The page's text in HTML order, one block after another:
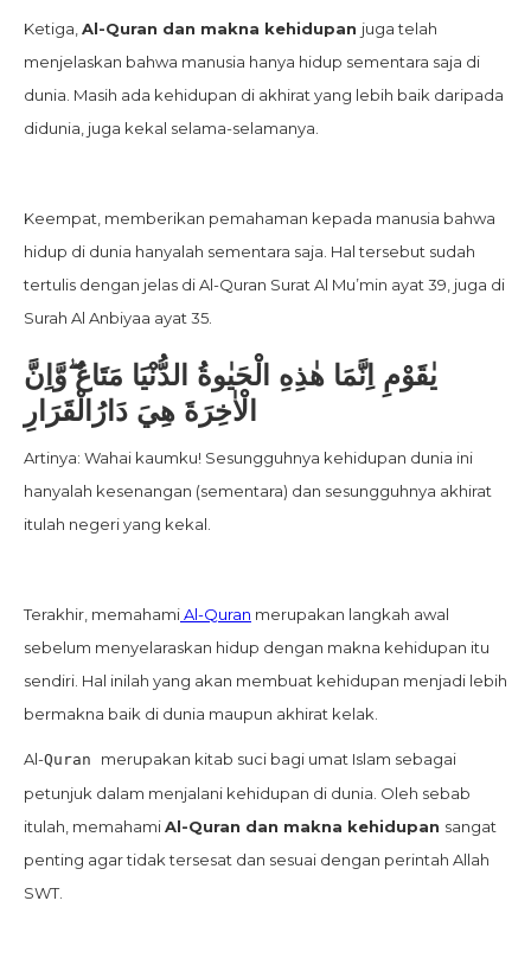
Ketiga,Al-Quran dan makna kehidupan juga telah
menjelaskan bahwa manusia hanya hidup sementara saja di
dunia. Masih ada kehidupan di akhirat yang lebih baik daripada
didunia, juga kekal selama-selamanya.
Keempat, memberikan pemahaman kepada manusia bahwa
hidup di dunia hanyalah sementara saja. Hal tersebut sudah
tertulis dengan jelas di Al-Quran Surat Al Mu’min ayat 39, juga di
Surah Al Anbiyaa ayat 35.
يٰقَوْمِ اِنَّمَا هٰذِهِ الْحَيٰوةُ الدُّنْيَا مَتَاعٌ ۖوَّاِنَّ
الْاٰخِرَةَ هِيَ دَارُالْقَرَارِ
Artinya: Wahai kaumku! Sesungguhnya kehidupan dunia ini
hanyalah kesenangan (sementara) dan sesungguhnya akhirat
itulah negeri yang kekal.
Terakhir, memahamiAl-Quran merupakan langkah awal
sebelum menyelaraskan hidup dengan makna kehidupan itu
sendiri. Hal inilah yang akan membuat kehidupan menjadi lebih
bermakna baik di dunia maupun akhirat kelak.
Al-Quran merupakan kitab suci bagi umat Islam sebagai
petunjuk dalam menjalani kehidupan di dunia. Oleh sebab
itulah, memahamiAl-Quran dan makna kehidupan sangat
penting agar tidak tersesat dan sesuai dengan perintah Allah
SWT.